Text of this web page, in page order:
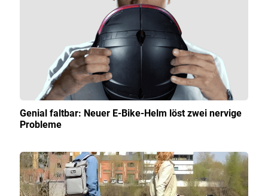
Genial faltbar: Neuer E-Bike-Helm löst zwei nervige
Probleme